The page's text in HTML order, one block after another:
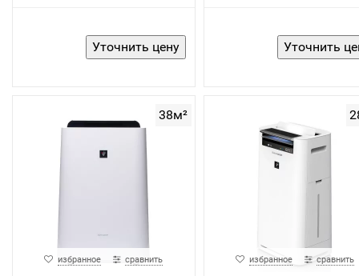
38м²
избранное сравнить избранное сравнить